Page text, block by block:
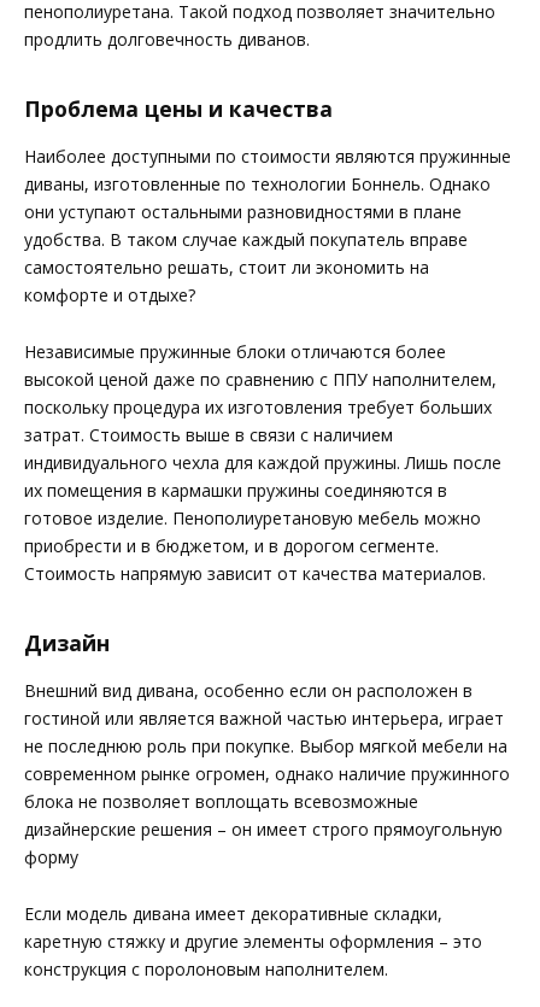
пенополиуретана. Такой подход позволяет значительно
продлить долговечность диванов.
Проблема цены и качества
Наиболее доступными по стоимости являются пружинные
диваны, изготовленные по технологии Боннель. Однако
они уступают остальными разновидностями в плане
удобства. В таком случае каждый покупатель вправе
самостоятельно решать, стоит ли экономить на
комфорте и отдыхе?
Независимые пружинные блоки отличаются более
высокой ценой даже по сравнению с ППУ наполнителем,
поскольку процедура их изготовления требует больших
затрат. Стоимость выше в связи с наличием
индивидуального чехла для каждой пружины. Лишь после
их помещения в кармашки пружины соединяются в
готовое изделие. Пенополиуретановую мебель можно
приобрести и в бюджетом, и в дорогом сегменте.
Стоимость напрямую зависит от качества материалов.
Дизайн
Внешний вид дивана, особенно если он расположен в
гостиной или является важной частью интерьера, играет
не последнюю роль при покупке. Выбор мягкой мебели на
современном рынке огромен, однако наличие пружинного
блока не позволяет воплощать всевозможные
дизайнерские решения – он имеет строго прямоугольную
форму
Если модель дивана имеет декоративные складки,
каретную стяжку и другие элементы оформления – это
конструкция с поролоновым наполнителем.